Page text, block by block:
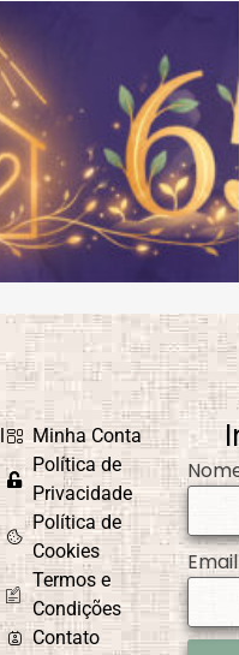
Minha Conta
Política de
Privacidade
Política de
Cookies
Termos e
Condições
Contato
Email